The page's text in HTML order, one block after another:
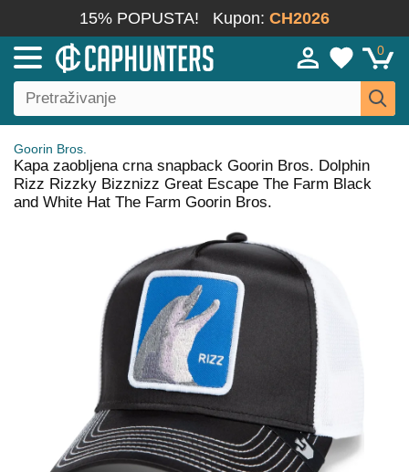
15% POPUSTA! Kupon: CH2026
0
Goorin Bros.
Kapa zaobljena crna snapback Goorin Bros. Dolphin
Rizz Rizzky Bizznizz Great Escape The Farm Black
and White Hat The Farm Goorin Bros.